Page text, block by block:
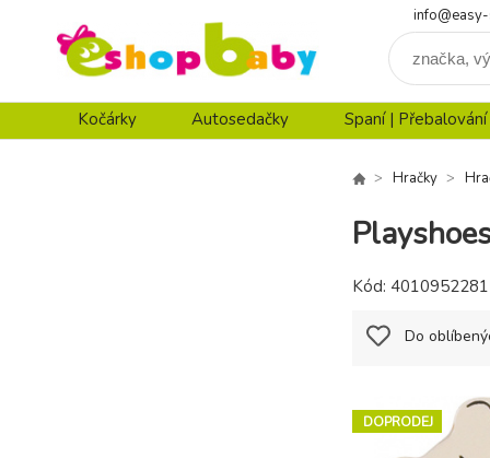
Kočárky Autosedačky Spaní |
Hračky
DOPRODEJ
Kód:
Do